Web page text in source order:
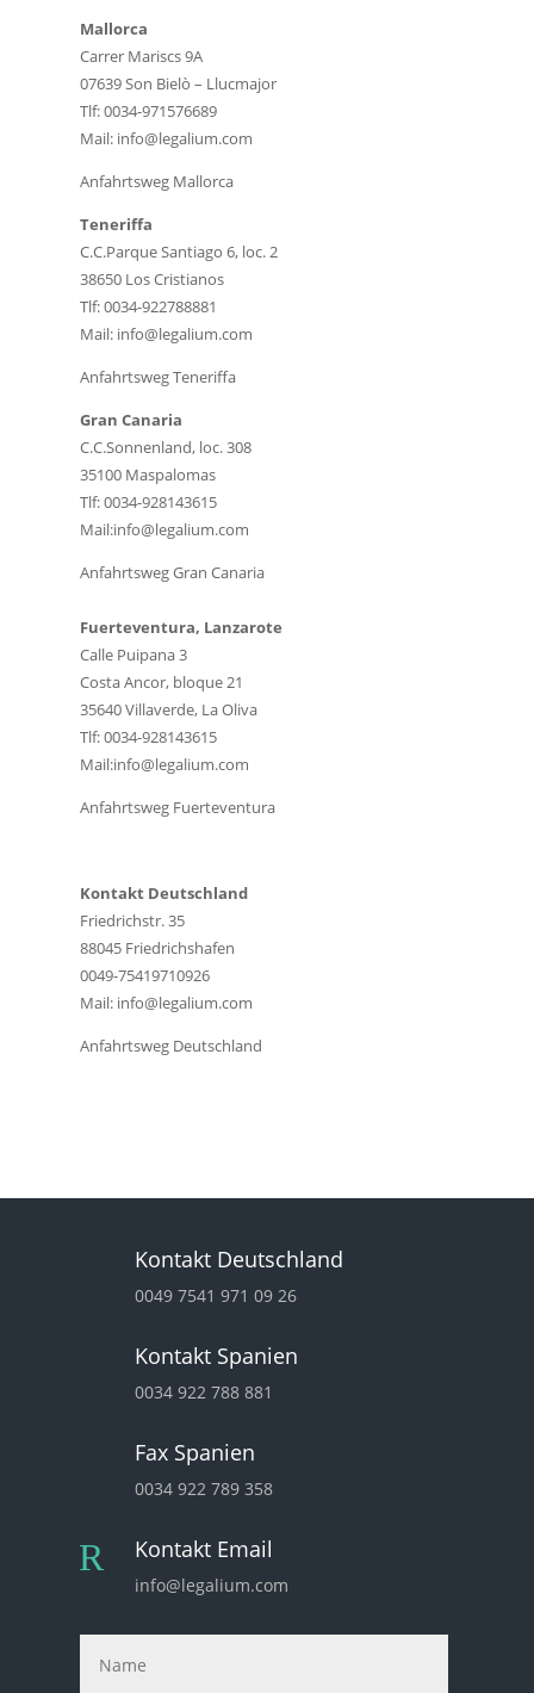
Mallorca
Carrer Mariscs 9A
07639 Son Bielò – Llucmajor
Tlf: 0034-971576689
Mail: info@legalium.com
Anfahrtsweg Mallorca
Teneriffa
C.C.Parque Santiago 6, loc. 2
38650 Los Cristianos
Tlf: 0034-922788881
Mail: info@legalium.com
Anfahrtsweg Teneriffa
Gran Canaria
C.C.Sonnenland, loc. 308
35100 Maspalomas
Tlf: 0034-928143615
Mail:info@legalium.com
Anfahrtsweg Gran Canaria
Fuerteventura, Lanzarote
Calle Puipana 3
Costa Ancor, bloque 21
35640 Villaverde, La Oliva
Tlf: 0034-928143615
Mail:info@legalium.com
Anfahrtsweg Fuerteventura
Kontakt Deutschland
Friedrichstr. 35
88045 Friedrichshafen
0049-75419710926
Mail: info@legalium.com
Anfahrtsweg Deutschland
Kontakt Deutschland
0049 7541 971 09 26
Kontakt Spanien
0034 922 788 881
Fax Spanien
0034 922 789 358
R Kontakt Email
info@legalium.com